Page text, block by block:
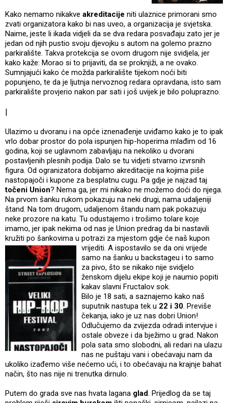
Kako nemamo nikakve akreditacije niti ulaznice primorani smo
zvati organizatora kako bi nas uveo, a organizacija je svjetska.
Naime, jeste li ikada vidjeli da se dva redara posvađaju zato jer je
jedan od njih pustio svoju djevojku s autom na golemo prazno
parkiralište. Takva protekcija se ovom drugom nije svidjela, jer
kako kaže: Morao si to prijaviti, da se proknjiži, a ne ovako.
Sumnjajući kako će možda parkiralište tijekom noći biti
popunjeno, te da je ljutnja nervoznog redara opravdana, isto sam
parkiralište provjerio nakon par sati i još uvijek je bilo poluprazno.
|
Ulazimo u dvoranu i na opće iznenađenje uviđamo kako je to ipak
vrlo dobar prostor do pola ispunjen hip-hoperima mlađim od 16
godina, koji se uglavnom zabavljaju na nekoliko u dvorani
postavljenih plesnih podija. Dalo se tu vidjeti stvarno izvrsnih
figura. Od ogranizatora dobijamo akreditacije na kojima piše
nastopajoči i kupone za besplatnu cugu. Pa gdje je najzad taj
točeni Union? Nema ga, jer mi nikako ne možemo doći do njega.
Na prvom šanku rukom pokazuju na neki drugi, nama udaljeniji
štand. Na tom drugom, udaljenom štandu nam pak pokazuju
neke prozore na katu. Tu odustajemo i trošimo tolare koje
imamo, jer ipak nekima od nas je Union predrag da bi nastavili
kružiti po šankovima u potrazi za mjestom gdje će naš kupon
vrijediti. A ispostavilo se da oni vrijede
samo na šanku u backstageu i to samo
za pivo, što se nikako nije svidjelo
ženskom dijelu ekipe koji je naumio popiti
kakav slavni Fructalov sok.
Bilo je 18 sati, a saznajemo kako naš
suputnik nastupa tek u 22 i 30. Previše
čekanja, iako je uz nas dobri Union!
Odlučujemo da zvijezda odradi intervjue i
ostale obveze i da bježimo u grad. Nakon
pola sata smo slobodni, ali redari na ulazu
nas ne puštaju vani i obećavaju nam da
ukoliko izađemo više nećemo ući, i to obećavaju na krajnje bahat
način, što nas nije ni trenutka dirnulo.
Putem do grada sve nas hvata lagana glad. Prijedlog da se taj